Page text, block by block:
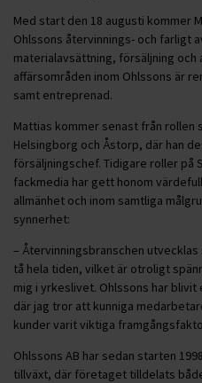
Med start den 18 augusti kommer
Ohlssons återvinnings- och farligt
materialavsättning, försäljning och
affärsområden inom Ohlssons är
samt entreprenad.
Mattias kommer senast från rollen
Helsingborg och Åstorp, där han
försäljningschef. Tidigare roller på
fackmedia har gett honom
allmänhet och inom samtliga
synnerhet:
– Återvinningsbranschen
tå hela tiden, vilket är otroligt
mig i yrkeslivet. Ohlssons har
där jag tror att kunniga
kunder varit viktiga
Ohlssons AB har sedan starten
tillväxt, där företaget tilldelats